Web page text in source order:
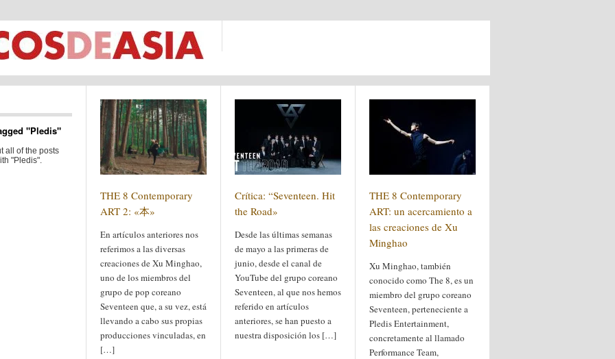
"Pledis"
all of the posts
"Pledis".
THE 8 Contemporary
ART 2: «本»
En artículos anteriores nos
referimos a las diversas
creaciones de Xu Minghao,
uno de los miembros del
grupo de pop coreano
Seventeen que, a su vez, está
llevando a cabo sus propias
producciones vinculadas, en
[…]
Crítica: “Seventeen. Hit
the Road»
Desde las últimas semanas
de mayo a las primeras de
junio, desde el canal de
YouTube del grupo coreano
Seventeen, al que nos hemos
referido en artículos
anteriores, se han puesto a
nuestra disposición los […]
THE 8 Contemporary
ART: un acercamiento a
las creaciones de Xu
Minghao
Xu Minghao, también
conocido como The 8, es un
miembro del grupo coreano
Seventeen, perteneciente a
Pledis Entertainment,
concretamente al llamado
Performance Team,